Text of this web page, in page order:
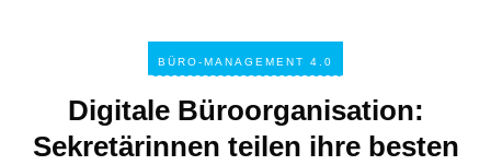
BÜRO-MANAGEMENT 4.0
Digitale Büroorganisation:
Sekretärinnen teilen ihre besten